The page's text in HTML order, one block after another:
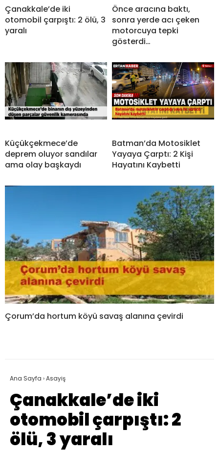
Çanakkale’de iki
otomobil çarpıştı: 2 ölü, 3
yaralı
Önce aracına baktı,
sonra yerde acı çeken
motorcuya tepki
gösterdi…
Küçükçekmece’de
deprem oluyor sandılar
ama olay başkaydı
Batman’da Motosiklet
Yayaya Çarptı: 2 Kişi
Hayatını Kaybetti
Çorum’da hortum köyü savaş alanına çevirdi
Ana Sayfa ›Asayiş
Çanakkale’de iki
otomobil çarpıştı: 2
ölü, 3 yaralı